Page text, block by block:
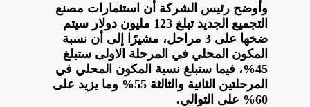
وأوضح رئيس الشركة أن استثمارات مصنع
التجميع الجديد تبلغ 123 مليون دولار سيتم
ضخها على 3 مراحل، مشيرًا إلى أن نسبة
المكون المحلي في المرحلة الاولى ستبلغ
45%، فيما ستبلغ نسبة المكون المحلي في
المرحلتين الثانية والثالثة 55% وما يزيد على
60% على التوالي.